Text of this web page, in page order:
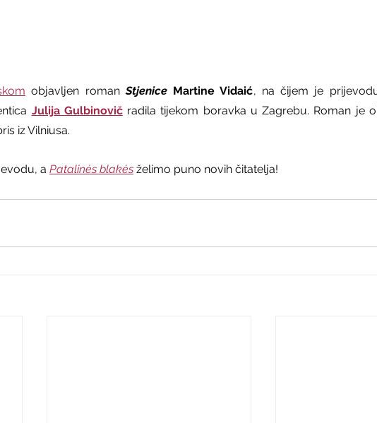
objavljen roman Stjenice Martine Vidaić, na čijem je
Julija Gulbinovič radila tijekom boravka u Zagrebu. Roman je
iz Vilniusa.
a Patalinės blakės želimo puno novih čitatelja!